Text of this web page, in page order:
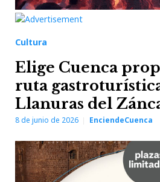
Cultura
Elige Cuenca
ruta
Llanuras del
8 de junio de 2026 EnciendeCuenca